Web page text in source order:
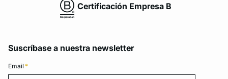
Certificación Empresa B
Suscríbase a nuestra newsletter
Email *